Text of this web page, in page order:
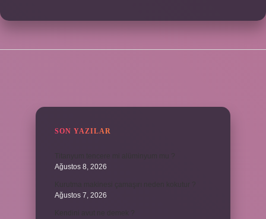
SON YAZILAR
Ağustos 8, 2026
Ağustos 7, 2026